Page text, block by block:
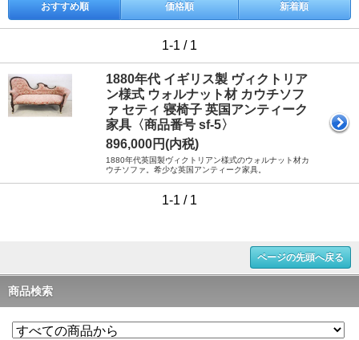
おすすめ順 価格順 新着順
1-1 / 1
1880年代 イギリス製 ヴィクトリア
ン様式 ウォルナット材 カウチソフ
ァ セティ 寝椅子 英国アンティーク
家具〈商品番号 sf-5〉
896,000円(内税)
1880年代英国製ヴィクトリアン様式のウォルナット材カ
ウチソファ。希少な英国アンティーク家具。
1-1 / 1
ページの先頭へ戻る
商品検索